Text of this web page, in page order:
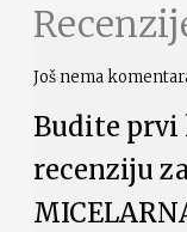
Još nema
Budite prvi
recenziju